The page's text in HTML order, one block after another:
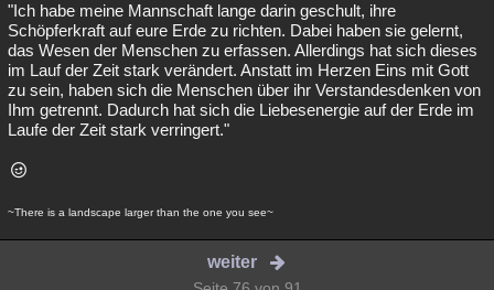
"Ich habe meine Mannschaft lange darin geschult, ihre
Schöpferkraft auf eure Erde zu richten. Dabei haben sie gelernt,
das Wesen der Menschen zu erfassen. Allerdings hat sich dieses
im Lauf der Zeit stark verändert. Anstatt im Herzen Eins mit Gott
zu sein, haben sich die Menschen über ihr Verstandesdenken von
Ihm getrennt. Dadurch hat sich die Liebesenergie auf der Erde im
Laufe der Zeit stark verringert."
~There is a landscape larger than the one you see~
weiter